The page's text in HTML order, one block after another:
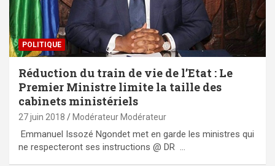
POLITIQUE
Réduction du train de vie de l’Etat : Le
Premier Ministre limite la taille des
cabinets ministériels
27 juin 2018 Modérateur Modérateur
Emmanuel Issozé Ngondet met en garde les ministres qui
ne respecteront ses instructions @ DR …